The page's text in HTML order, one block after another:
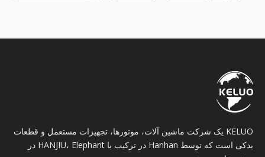
KELUO یک شرکت ماشین آلات، موتورها، تجهیزات مستعمل و قطعات
یدکی است که توسط Hanhan در ترکیب با HANJIU، Elephant در